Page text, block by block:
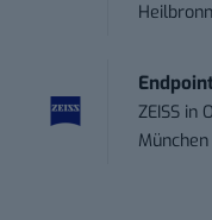
ZEISS in
München